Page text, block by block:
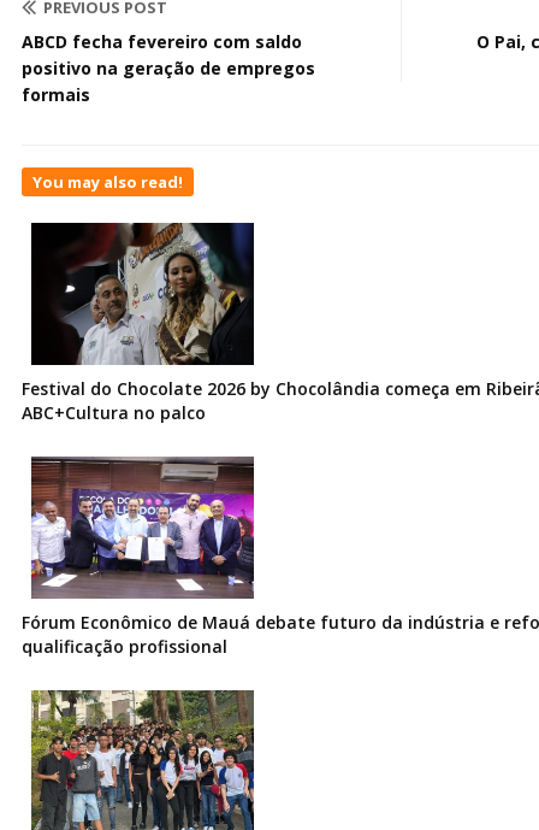
PREVIOUS POST
ABCD fecha fevereiro com saldo
positivo na geração de empregos
formais
O Pai,
You may also read!
Festival do Chocolate 2026 by Chocolândia começa em
ABC+Cultura no palco
Fórum Econômico de Mauá debate futuro da indústria e
qualificação profissional